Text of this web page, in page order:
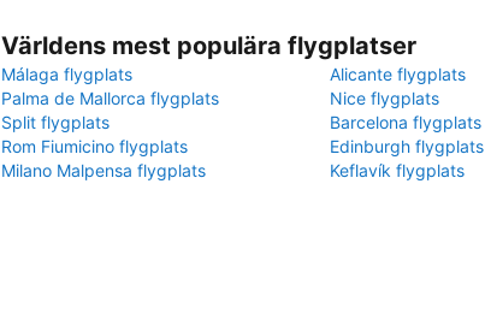
Världens mest populära flygplatser
Málaga flygplats
Alicante flygplats
Palma de Mallorca flygplats
Nice flygplats
Split flygplats
Barcelona flygplats
Rom Fiumicino flygplats
Edinburgh flygplats
Milano Malpensa flygplats
Keflavík flygplats